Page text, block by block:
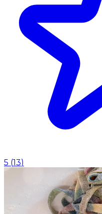
5 (13)